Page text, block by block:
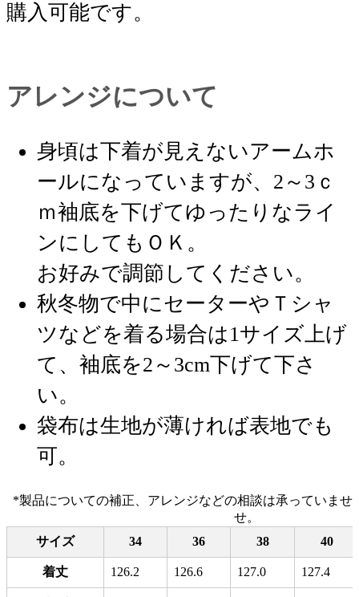
購入可能です。
アレンジについて
身頃は下着が見えないアームホ
ールになっていますが、2～3ｃ
ｍ袖底を下げてゆったりなライ
ンにしてもＯＫ。
お好みで調節してください。
秋冬物で中にセーターやＴシャ
ツなどを着る場合は1サイズ上げ
て、袖底を2～3cm下げて下さ
い。
袋布は生地が薄ければ表地でも
可。
サイズ 34 36 38 40
着丈 126.2 126.6 127.0 127.4
*製品についての補正、アレンジなどの相談は承っていませ
せ。